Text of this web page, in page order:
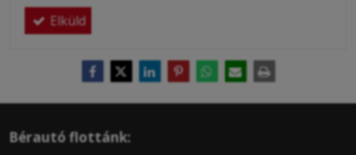
Elküld
Bérautó flottánk: